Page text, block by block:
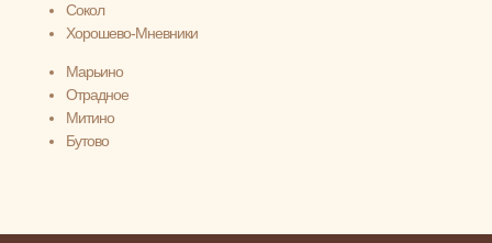
Сокол
Хорошево-Мневники
Марьино
Отрадное
Митино
Бутово